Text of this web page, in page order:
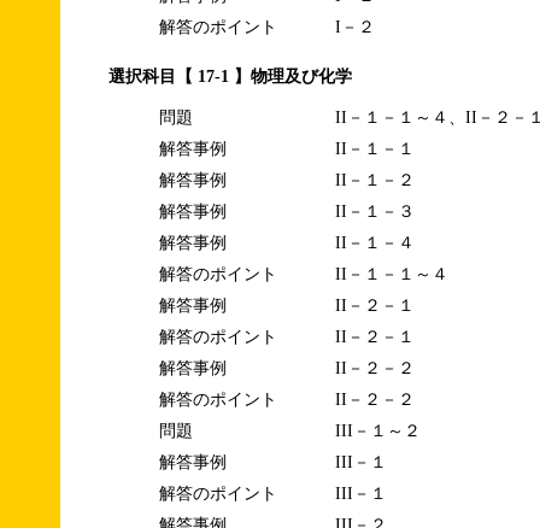
解答のポイント
I－２
選択科目【 17-1 】物理及び化学
問題
II－１－１～４、II－２－
解答事例
II－１－１
解答事例
II－１－２
解答事例
II－１－３
解答事例
II－１－４
解答のポイント
II－１－１～４
解答事例
II－２－１
解答のポイント
II－２－１
解答事例
II－２－２
解答のポイント
II－２－２
問題
III－１～２
解答事例
III－１
解答のポイント
III－１